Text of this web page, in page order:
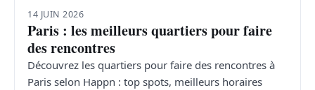
14 JUIN 2026
Paris : les meilleurs quartiers pour faire
des rencontres
Découvrez les quartiers pour faire des rencontres à
Paris selon Happn : top spots, meilleurs horaires